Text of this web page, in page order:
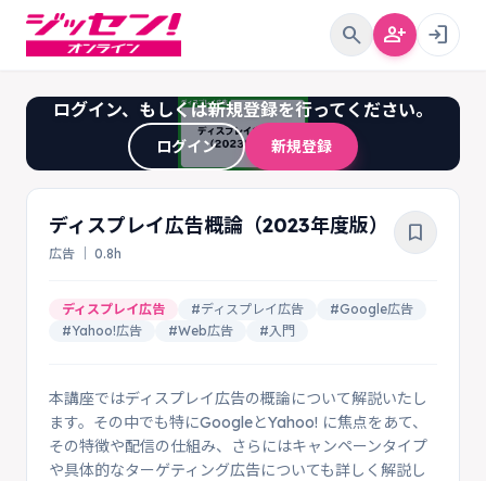
search person_add login
ログイン、もしくは新規登録を行ってください。
ログイン 新規登録
ディスプレイ広告概論（2023年度版）
広告 ｜ 0.8h
bookmark_border
ディスプレイ広告 #ディスプレイ広告
#Google広告
#Yahoo!広告
#Web広告 #入門
本講座ではディスプレイ広告の概論について解説いたし
ます。その中でも特にGoogleとYahoo! に焦点をあて、
その特徴や配信の仕組み、さらにはキャンペーンタイプ
や具体的なターゲティング広告についても詳しく解説し